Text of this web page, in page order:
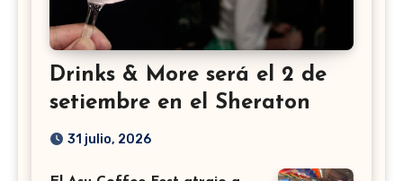
Drinks & More será el 2 de
setiembre en el Sheraton
31 julio, 2026